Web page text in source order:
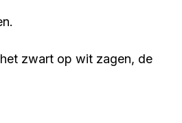
zwart op wit zagen, de